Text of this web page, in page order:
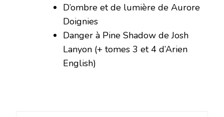
D’ombre et de lumière de Aurore
Doignies
Danger à Pine Shadow de Josh
Lanyon (+ tomes 3 et 4 d’Arien
English)